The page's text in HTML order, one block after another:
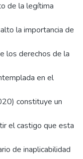
de la legítima
la importancia de
los derechos de la
en el
constituye un
el castigo que esta
de inaplicabilidad